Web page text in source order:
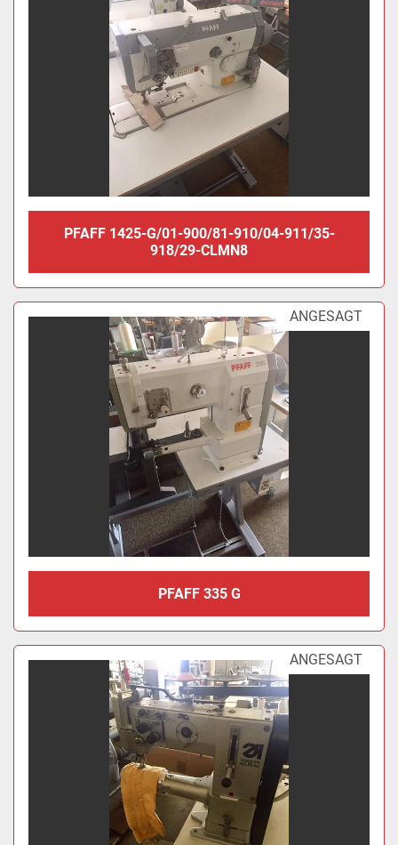
PFAFF 1425-G/01-900/81-910/04-911/35-
918/29-CLMN8
ANGESAGT
PFAFF 335 G
ANGESAGT